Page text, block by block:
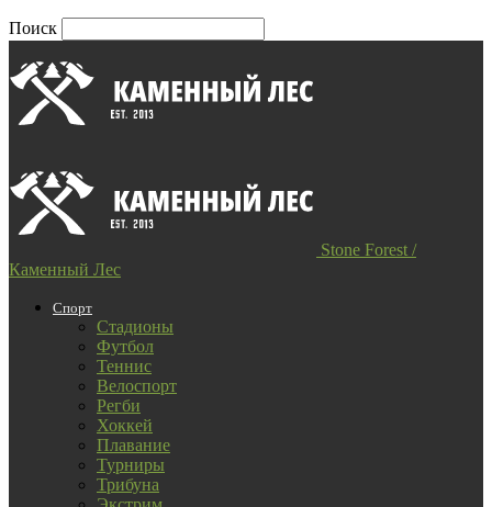
Поиск
Stone Forest /
Каменный Лес
Спорт
Стадионы
Футбол
Теннис
Велоспорт
Регби
Хоккей
Плавание
Турниры
Трибуна